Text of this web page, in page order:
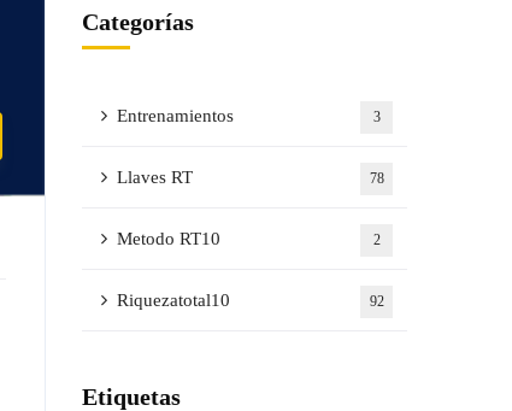
Categorías
Entrenamientos 3
Llaves RT 78
Metodo RT10 2
Riquezatotal10 92
Etiquetas